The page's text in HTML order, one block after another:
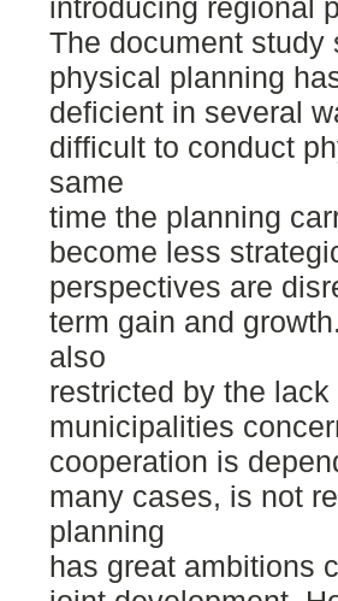
introducing regional
The document study
physical planning
deficient in several
difficult to conduct
same
time the planning
become less
perspectives are
term gain and
also
restricted by the
municipalities
cooperation is
many cases, is not
planning
has great ambitions